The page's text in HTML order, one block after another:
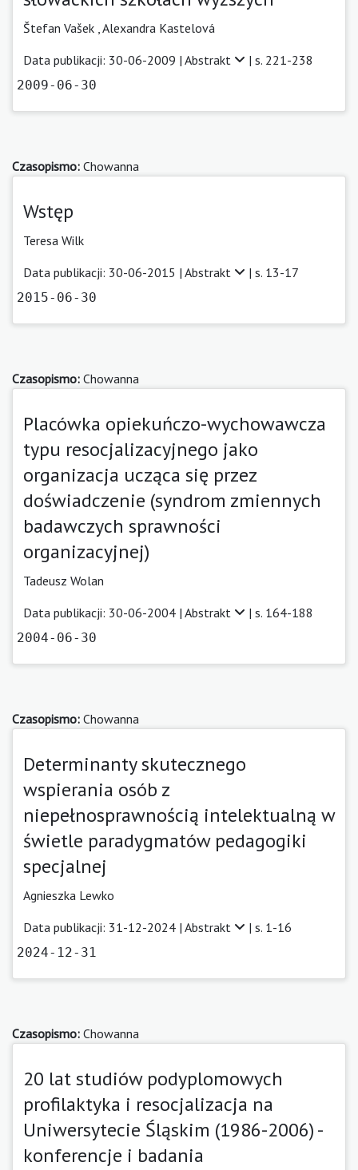
Štefan Vašek , Alexandra Kastelová
Data publikacji: 30-06-2009 | Abstrakt | s. 221-238
2009-06-30
Czasopismo: Chowanna
Wstęp
Teresa Wilk
Data publikacji: 30-06-2015 | Abstrakt | s. 13-17
2015-06-30
Czasopismo: Chowanna
Placówka opiekuńczo-wychowawcza
typu resocjalizacyjnego jako
organizacja ucząca się przez
doświadczenie (syndrom zmiennych
badawczych sprawności
organizacyjnej)
Tadeusz Wolan
Data publikacji: 30-06-2004 | Abstrakt | s. 164-188
2004-06-30
Czasopismo: Chowanna
Determinanty skutecznego
wspierania osób z
niepełnosprawnością intelektualną w
świetle paradygmatów pedagogiki
specjalnej
Agnieszka Lewko
Data publikacji: 31-12-2024 | Abstrakt | s. 1-16
2024-12-31
Czasopismo: Chowanna
20 lat studiów podyplomowych
profilaktyka i resocjalizacja na
Uniwersytecie Śląskim (1986-2006) -
konferencje i badania